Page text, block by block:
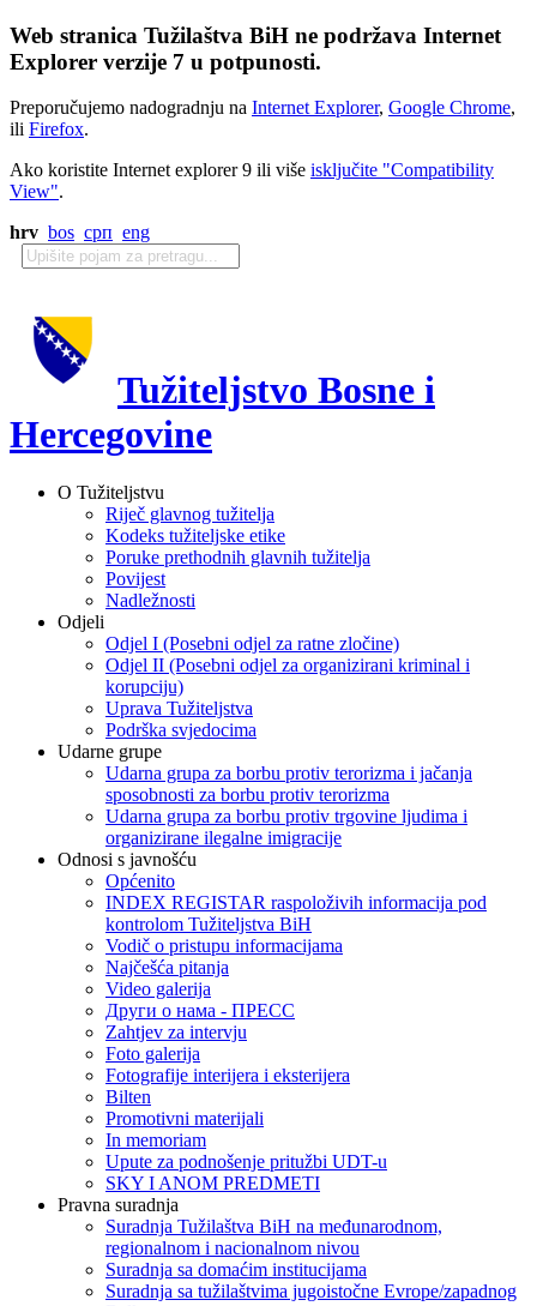
Web stranica Tužilaštva BiH ne podržava Internet
Explorer verzije 7 u potpunosti.
Preporučujemo nadogradnju na Internet Explorer, Google Chrome,
ili Firefox.
Ako koristite Internet explorer 9 ili više isključite "Compatibility
View".
hrv bos срп eng
Tužiteljstvo Bosne i
Hercegovine
O Tužiteljstvu
Riječ glavnog tužitelja
Kodeks tužiteljske etike
Poruke prethodnih glavnih tužitelja
Povijest
Nadležnosti
Odjeli
Odjel I (Posebni odjel za ratne zločine)
Odjel II (Posebni odjel za organizirani kriminal i
korupciju)
Uprava Tužiteljstva
Podrška svjedocima
Udarne grupe
Udarna grupa za borbu protiv terorizma i jačanja
sposobnosti za borbu protiv terorizma
Udarna grupa za borbu protiv trgovine ljudima i
organizirane ilegalne imigracije
Odnosi s javnošću
Općenito
INDEX REGISTAR raspoloživih informacija pod
kontrolom Tužiteljstva BiH
Vodič o pristupu informacijama
Najčešća pitanja
Video galerija
Други о нама - ПРЕСC
Zahtjev za intervju
Foto galerija
Fotografije interijera i eksterijera
Bilten
Promotivni materijali
In memoriam
Upute za podnošenje pritužbi UDT-u
SKY I ANOM PREDMETI
Pravna suradnja
Suradnja Tužilaštva BiH na međunarodnom,
regionalnom i nacionalnom nivou
Suradnja sa domaćim institucijama
Suradnja sa tužilaštvima jugoistočne Evrope/zapadnog